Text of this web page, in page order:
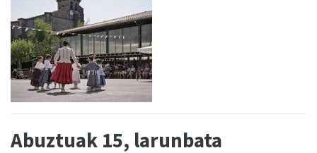
Abuztuak 15, larunbata